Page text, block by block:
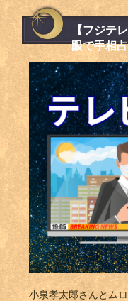
【フジテ
眼で手相
小泉孝太郎さんとム